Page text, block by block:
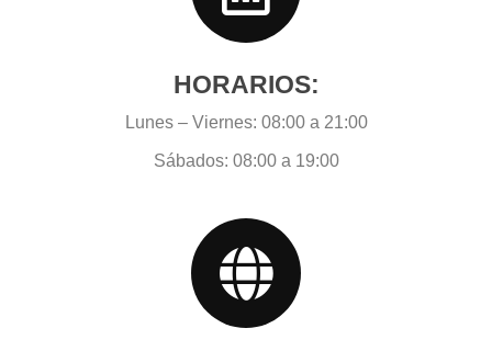
HORARIOS:
Lunes – Viernes: 08:00 a 21:00
Sábados: 08:00 a 19:00